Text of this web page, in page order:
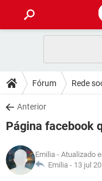
CELULAR
OUTLOOK
INSTAGRAM
GUIA DE COMPRAS
DICAS
JOGOS
INSTAGRAM
GUIA DE COMPRAS
DOWNLOADS
JOGOS
CELULAR
OUTLOOK
FÓRUM
JOGOS
CELULAR
GLOSSÁRIO
Fórum Rede
Anterior
Página facebook
Emilia - Atualizado
Emilia - 13 jul